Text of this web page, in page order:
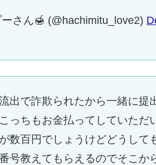
さん🍯 (@hachimitu_love2)
出で詐欺られたから一緒に提
っちもお金払ってしていただ
数百円でしょうけどどうして
号教えてもらえるのでそこか